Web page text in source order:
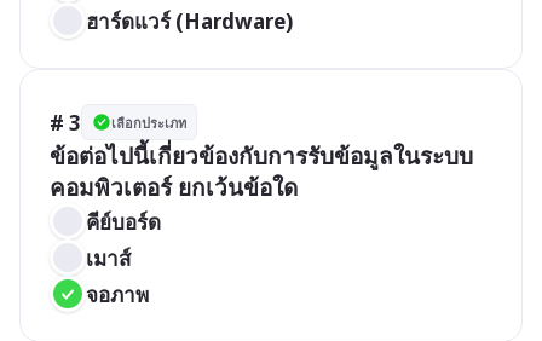
ฮาร์ดแวร์ (Hardware)
# 3 เลือกประเภท
ข้อต่อไปนี้เกี่ยวข้องกับการรับข้อมูลในระบบ
คอมพิวเตอร์ ยกเว้นข้อใด
คีย์บอร์ด
เมาส์
จอภาพ